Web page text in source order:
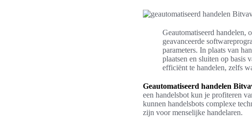
Geautomatiseerd handelen,
geavanceerde
parameters. In plaats van
plaatsen en sluiten op basis
efficiënt te handelen, zelfs
Geautomatiseerd handelen
een handelsbot kun je profiteren
kunnen handelsbots complexe
zijn voor menselijke handelaren.